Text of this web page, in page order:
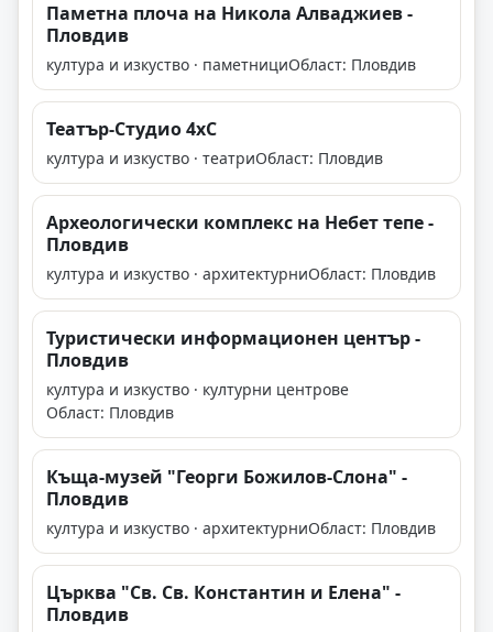
Паметна плоча на Никола Алваджиев -
Пловдив
култура и изкуство · паметнициОбласт: Пловдив
Театър-Студио 4хC
култура и изкуство · театриОбласт: Пловдив
Археологически комплекс на Небет тепе -
Пловдив
култура и изкуство · архитектурниОбласт: Пловдив
Туристически информационен център -
Пловдив
култура и изкуство · културни центрове
Област: Пловдив
Къща-музей "Георги Божилов-Слона" -
Пловдив
култура и изкуство · архитектурниОбласт: Пловдив
Църква "Св. Св. Константин и Елена" -
Пловдив